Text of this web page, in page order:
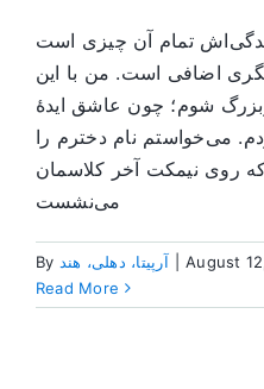
تمام آن چیزی است
اضافی است. من با این
شوم؛ چون عاشق ایدۀ
می‌خواستم نام دخترم را
روی نیمکت آخر کلا‌سمان
می‌نشست
By آرپیتا، دهلی، هند August
Read More